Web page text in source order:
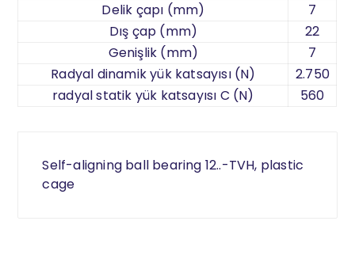
Delik çapı (mm)
7
Dış çap (mm)
22
Genişlik (mm)
7
Radyal dinamik yük katsayısı (N)
2.750
radyal statik yük katsayısı C (N)
560
Self-aligning ball bearing 12..-TVH, plastic
cage